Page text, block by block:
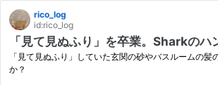
rico_log
id:rico_log
「見て見ぬふり」を卒業。Sharkの
「見て見ぬふり」していた玄関の砂やバスルームの
か？